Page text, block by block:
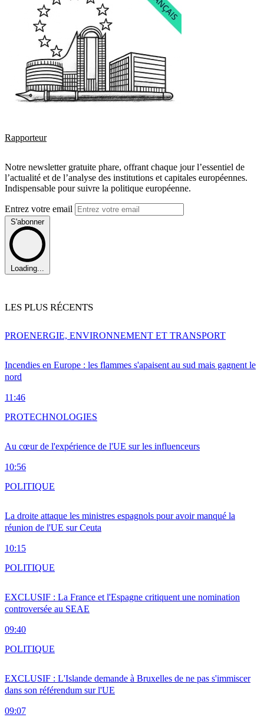
Rapporteur
Notre newsletter gratuite phare, offrant chaque jour l’essentiel de
l’actualité et de l’analyse des institutions et capitales européennes.
Indispensable pour suivre la politique européenne.
Entrez votre email
S'abonner
Loading...
LES PLUS RÉCENTS
Incendies en Europe : les flammes s'apaisent au sud mais gagnent le
nord
11:46
PROENERGIE, ENVIRONNEMENT ET TRANSPORT
Au cœur de l'expérience de l'UE sur les influenceurs
10:56
PROTECHNOLOGIES
La droite attaque les ministres espagnols pour avoir manqué la
réunion de l'UE sur Ceuta
10:15
POLITIQUE
EXCLUSIF : La France et l'Espagne critiquent une nomination
controversée au SEAE
09:40
POLITIQUE
EXCLUSIF : L'Islande demande à Bruxelles de ne pas s'immiscer
dans son référendum sur l'UE
09:07
POLITIQUE